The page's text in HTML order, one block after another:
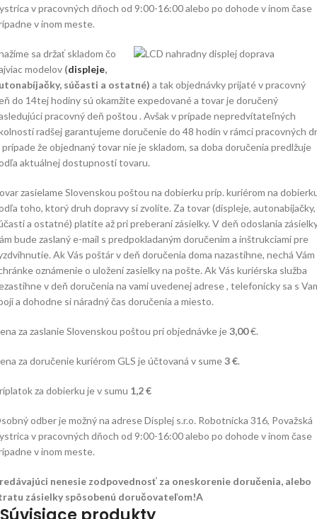
v pracovných dňoch od 9:00-16:00 alebo po dohode v inom čase
v inom meste.
sa držať skladom čo
modelov (displeje,
súčasti a ostatné) a tak objednávky prijaté v pracovný
do 14tej hodiny sú okamžite expedované a tovar je doručený
pracovný deň poštou . Avšak v prípade nepredvítateľných
radšej garantujeme doručenie do 48 hodín v rámci pracovných
prípade že objednaný tovar nie je skladom, sa doba doručenia predlžuje
aktuálnej dostupnosti tovaru.
zasielame Slovenskou poštou na dobierku príp. kuriérom na
toho, ktorý druh dopravy si zvolíte. Za tovar (displeje, autonabíjačky,
a ostatné) platíte až pri preberaní zásielky. V deň odoslania
bude zaslaný e-mail s predpokladaným doručením a inštrukciami pre
Ak Vás poštár v deň doručenia doma nazastihne, nechá Vám
oznámenie o uložení zasielky na pošte. Ak Vás kuriérska služba
v deň doručenia na vami uvedenej adrese , telefonicky sa s
a dohodne si náradný čas doručenia a miesto.
za zaslanie Slovenskou poštou pri objednávke je3,00€.
za doručenie kuriérom GLS je účtovaná v sume3 €.
za dobierku je v sumu 1,2 €
odber je možný na adrese Displej s.r.o. Robotnícka 316, Považská
v pracovných dňoch od 9:00-16:00 alebo po dohode v inom čase
v inom meste.
nenesie zodpovednosť za oneskorenie doručenia, alebo
zásielky spôsobenú doručovateľom!A